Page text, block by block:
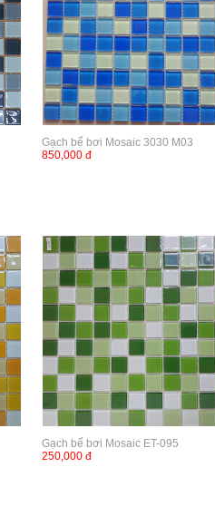
Gạch bể bơi Mosaic 3030 M03
850,000 đ
Gạch bể bơi Mosaic ET-095
250,000 đ